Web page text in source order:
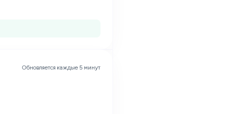
Обновляется каждые 5 минут